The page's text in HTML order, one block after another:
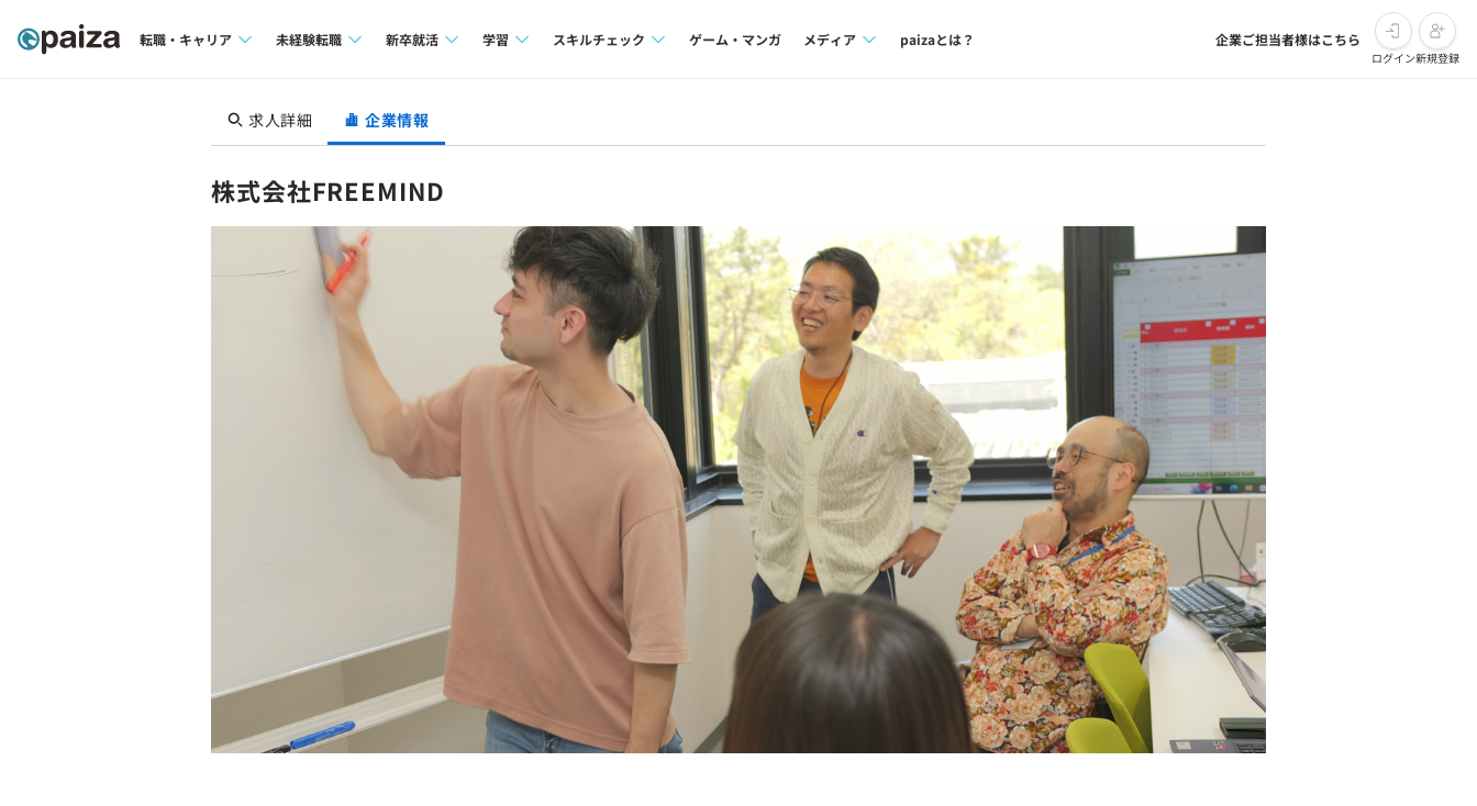
転職・キャリア
転職成功ガイド
未経験転職
求人検索
転職成功ガイド
新卒就活
本選考
イベント・セミナー
就活成功ガイド
学習
ナレッジ
リファレンス
プラン
個人向けプラン
契約内容・クーポン
スキルチェック
再チャレンジ結果一覧
ゲーム・マンガ メディア paizaとは？ 企業ご担当者様はこちら
ログイン新規登録
求人詳細 企業情報
株式会社FREEMIND